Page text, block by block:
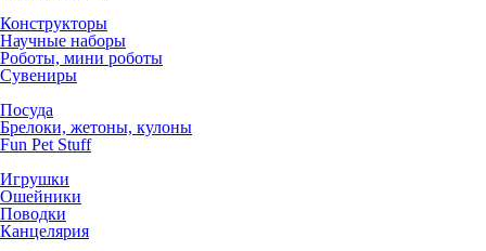
Конструкторы
Научные наборы
Роботы, мини роботы
Сувениры
Посуда
Брелоки, жетоны, кулоны
Fun Pet Stuff
Игрушки
Ошейники
Поводки
Канцелярия